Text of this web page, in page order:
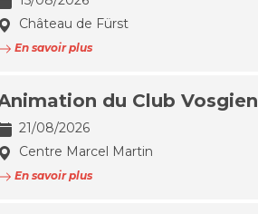
Château de Fürst
En savoir plus
du Club Vosgien
21/08/2026
Centre Marcel Martin
En savoir plus